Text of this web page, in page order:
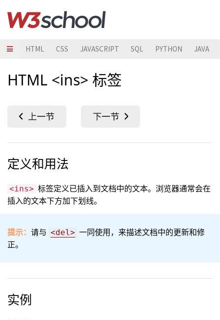
HTML CSS JAVASCRIPT SQL PYTHON JAVA
HTML <ins> 标签
定义和用法
<ins> 标签定义已插入到文档中的文本。浏览器通常会在
插入的文本下方加下划线。
提示： 请与 <del> 一同使用，来描述文档中的更新和修
正。
实例